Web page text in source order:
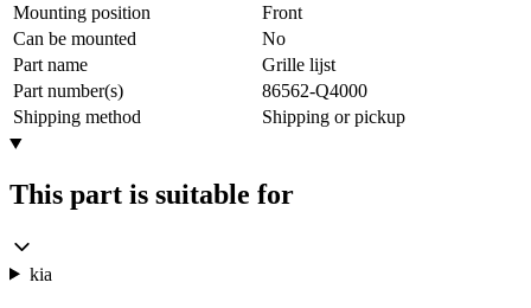
Mounting position
Front
Can be mounted
No
Part name
Grille lijst
Part number(s)
86562-Q4000
Shipping method
Shipping or pickup
This part is suitable for
kia